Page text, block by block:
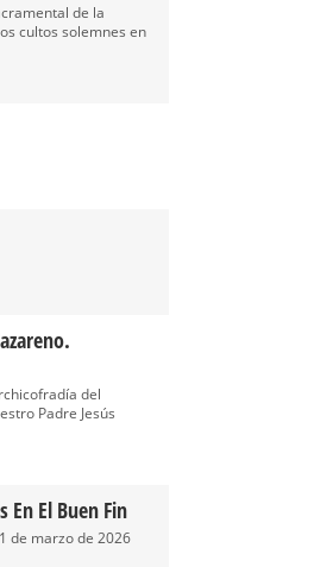
de la
cultos solemnes en
del
Padre Jesús
En El Buen Fin
de marzo de 2026